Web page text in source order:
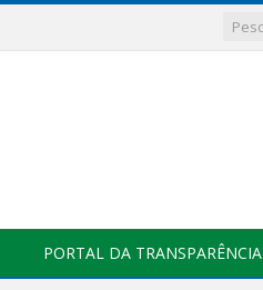
PORTAL DA TRANSPARÊNCIA